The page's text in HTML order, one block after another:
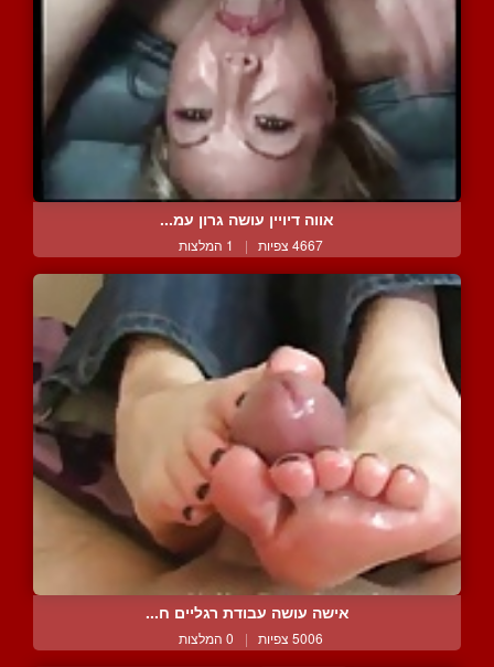
אווה דיויין עושה גרון עמ...
4667 צפיות | 1 המלצות
אישה עושה עבודת רגליים ח...
5006 צפיות | 0 המלצות